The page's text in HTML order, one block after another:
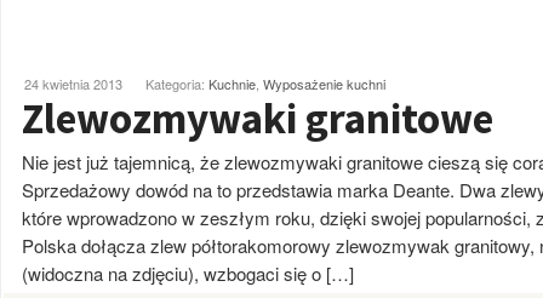
24 kwietnia 2013 Kategoria: Kuchnie Wyposażenie kuchni
Zlewozmywaki granitowe
Nie jest już tajemnicą, że zlewozmywaki granitowe cieszą się
Sprzedażowy dowód na to przedstawia marka Deante. Dwa
które wprowadzono w zeszłym roku, dzięki swojej popularności,
Polska dołącza zlew półtorakomorowy zlewozmywak
(widoczna na zdjęciu), wzbogaci się o […]